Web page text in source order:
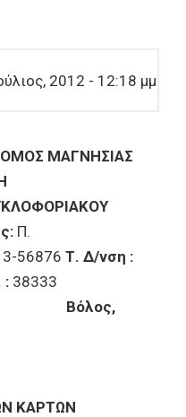
2012 - 12:18 μμ
ΜΑΓΝΗΣΙΑΣ
Π.
56876 Τ. Δ/νση :
: 38333
ΚΑΡΤΩΝ